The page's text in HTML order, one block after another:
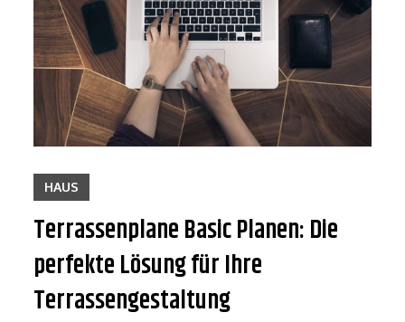
HAUS
Terrassenplane Basic Planen: Die
perfekte Lösung für Ihre
Terrassengestaltung